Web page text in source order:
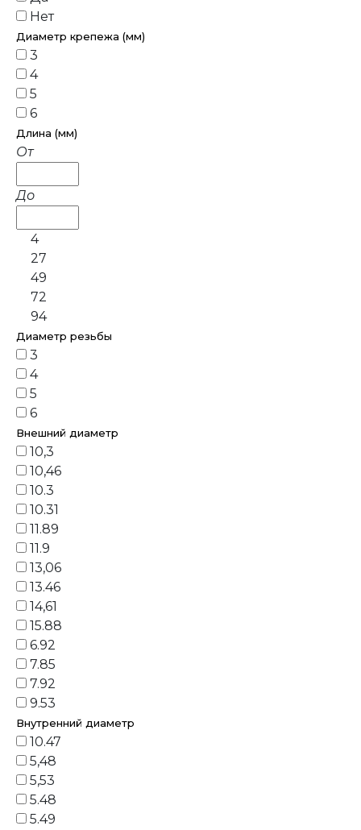
Нет
Диаметр крепежа (мм)
3
4
5
6
Длина (мм)
От
До
4
27
49
72
94
Диаметр резьбы
3
4
5
6
Внешний диаметр
10,3
10,46
10.3
10.31
11.89
11.9
13,06
13.46
14,61
15.88
6.92
7.85
7.92
9.53
Внутренний диаметр
10.47
5,48
5,53
5.48
5.49